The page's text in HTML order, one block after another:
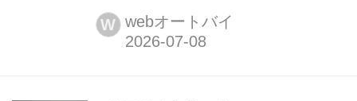
スタが、ドイツの名門ABT(アプト)と
電撃提携した。ABT創業130周年を祝
W webオートバイ